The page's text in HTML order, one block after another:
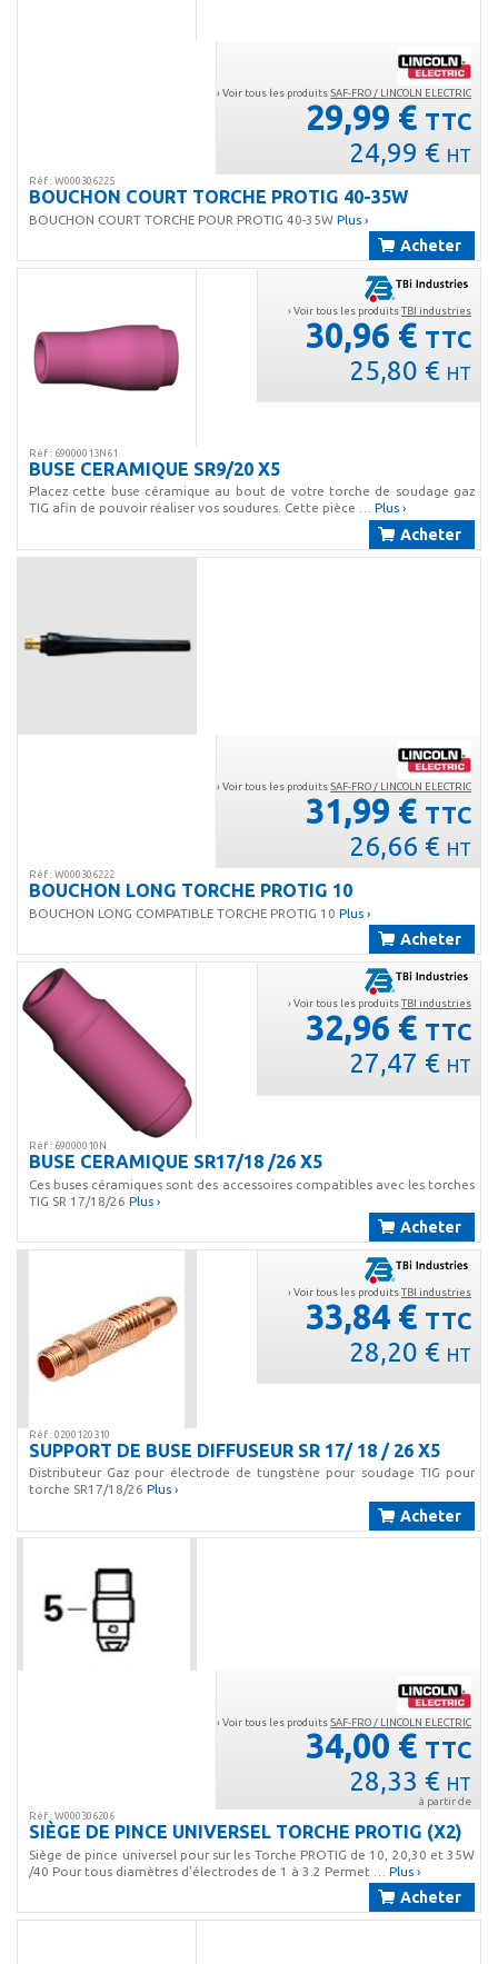
› Voir tous les produitsSAF-FRO / LINCOLN ELECTRIC
29,99 € TTC
24,99 € HT
Réf : W000306225
BOUCHON COURT TORCHE PROTIG 40-35W
BOUCHON COURT TORCHE POUR PROTIG 40-35W Plus ›
Acheter
› Voir tous les produitsTBI industries
30,96 € TTC
25,80 € HT
Réf : 69000013N61
BUSE CERAMIQUE SR9/20 X5
Placez cette buse céramique au bout de votre torche de soudage gaz
TIG afin de pouvoir réaliser vos soudures. Cette pièce … Plus ›
Acheter
› Voir tous les produitsSAF-FRO / LINCOLN ELECTRIC
31,99 € TTC
26,66 € HT
Réf : W000306222
BOUCHON LONG TORCHE PROTIG 10
BOUCHON LONG COMPATIBLE TORCHE PROTIG 10 Plus ›
Acheter
› Voir tous les produitsTBI industries
32,96 € TTC
27,47 € HT
Réf : 69000010N
BUSE CERAMIQUE SR17/18 /26 X5
Ces buses céramiques sont des accessoires compatibles avec les torches
TIG SR 17/18/26 Plus ›
Acheter
› Voir tous les produitsTBI industries
33,84 € TTC
28,20 € HT
Réf : 0200120310
SUPPORT DE BUSE DIFFUSEUR SR 17/ 18 / 26 X5
Distributeur Gaz pour électrode de tungstène pour soudage TIG pour
torche SR17/18/26 Plus ›
Acheter
› Voir tous les produitsSAF-FRO / LINCOLN ELECTRIC
34,00 € TTC
28,33 € HT
à partir de
Réf : W000306206
SIÈGE DE PINCE UNIVERSEL TORCHE PROTIG (X2)
Siège de pince universel pour sur les Torche PROTIG de 10, 20,30 et 35W
/40 Pour tous diamètres d'électrodes de 1 à 3.2 Permet … Plus ›
Acheter